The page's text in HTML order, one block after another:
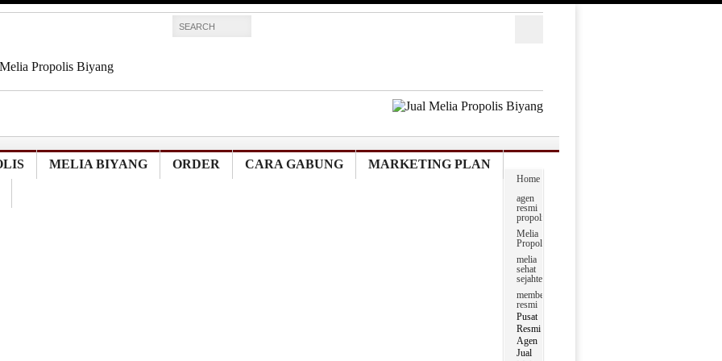
Propolis Biyang
Propolis Biyang
Propolis Biyang
Propolis Di
MELIA BIYANG ORDER CARA GABUNG MARKETING PLAN
Home
agen
resmi
propolis
Melia
Propolis
melia
sehat
sejahtera
member
resmi
Pusat
Resmi
Agen
Jual